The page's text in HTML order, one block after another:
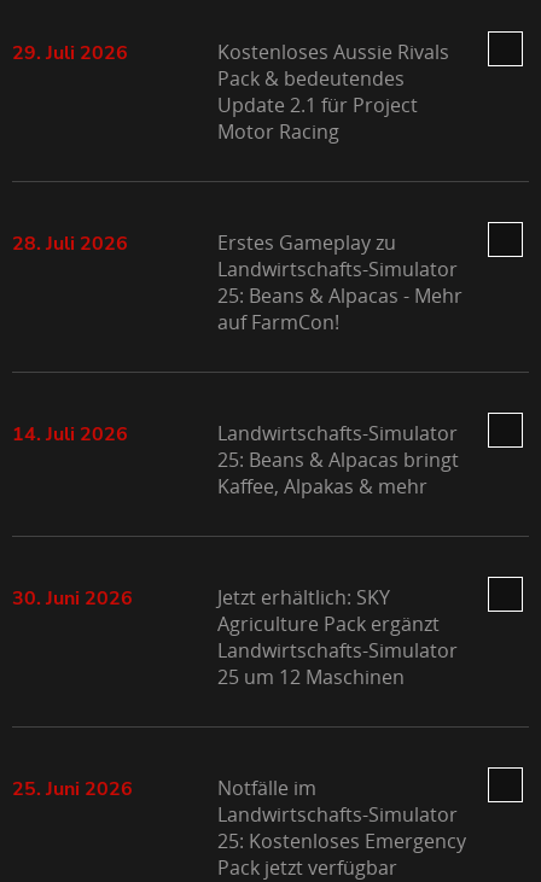
29. Juli 2026
Kostenloses Aussie Rivals
Pack & bedeutendes
Update 2.1 für Project
Motor Racing
28. Juli 2026
Erstes Gameplay zu
Landwirtschafts-Simulator
25: Beans & Alpacas - Mehr
auf FarmCon!
14. Juli 2026
Landwirtschafts-Simulator
25: Beans & Alpacas bringt
Kaffee, Alpakas & mehr
30. Juni 2026
Jetzt erhältlich: SKY
Agriculture Pack ergänzt
Landwirtschafts-Simulator
25 um 12 Maschinen
25. Juni 2026
Notfälle im
Landwirtschafts-Simulator
25: Kostenloses Emergency
Pack jetzt verfügbar